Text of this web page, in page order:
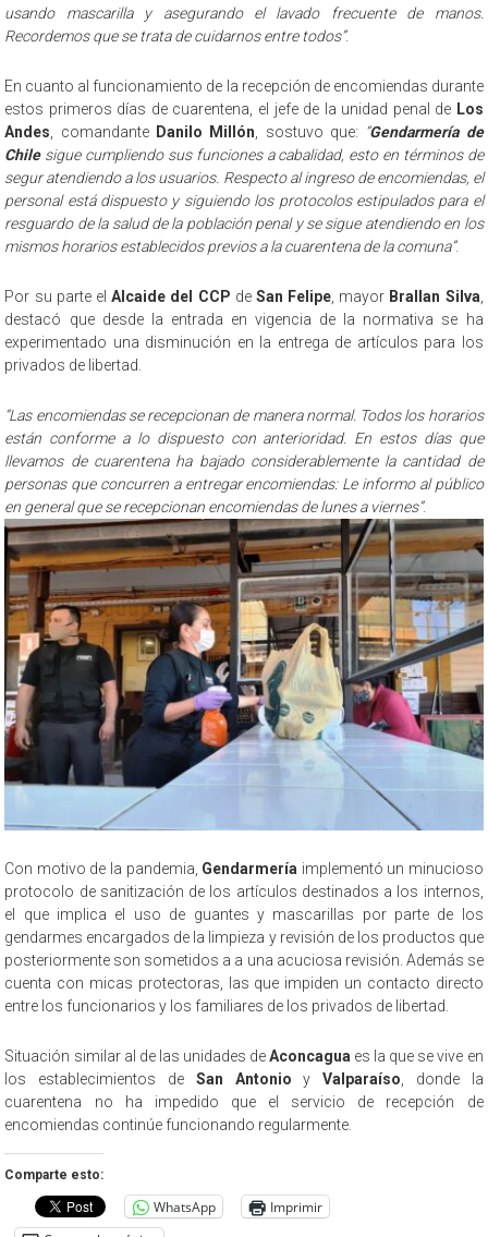
usando mascarilla y asegurando el lavado frecuente de manos.
Recordemos que se trata de cuidarnos entre todos”.
En cuanto al funcionamiento de la recepción de encomiendas durante
estos primeros días de cuarentena, el jefe de la unidad penal de Los
Andes , comandante Danilo Millón , sostuvo que: “Gendarmería de
Chilesigue cumpliendo sus funciones a cabalidad, esto en términos de
segur atendiendo a los usuarios. Respecto al ingreso de encomiendas, el
personal está dispuesto y siguiendo los protocolos estipulados para el
resguardo de la salud de la población penal y se sigue atendiendo en los
mismos horarios establecidos previos a la cuarentena de la comuna”.
Por su parte elAlcaide del CCP de San Felipe , mayor Brallan Silva
destacó que desde la entrada en vigencia de la normativa se ha
experimentado una disminución en la entrega de artículos para los
privados de libertad.
“Las encomiendas se recepcionan de manera normal. Todos los horarios
están conforme a lo dispuesto con anterioridad. En estos días que
llevamos de cuarentena ha bajado considerablemente la cantidad de
personas que concurren a entregar encomiendas: Le informo al público
en general que se recepcionan encomiendas de lunes a viernes”.
Con motivo de la pandemia, Gendarmería implementó un minucioso
protocolo de sanitización de los artículos destinados a los internos,
el que implica el uso de guantes y mascarillas por parte de los
gendarmes encargados de la limpieza y revisión de los productos que
posteriormente son sometidos a a una acuciosa revisión. Además se
cuenta con micas protectoras, las que impiden un contacto directo
entre los funcionarios y los familiares de los privados de libertad.
Situación similar al de las unidades deAconcagua es la que se vive en
los establecimientos de San Antonio yValparaíso, donde la
cuarentena no ha impedido que el servicio de recepción de
encomiendas continúe funcionando regularmente.
Comparte esto:
WhatsApp
Imprimir